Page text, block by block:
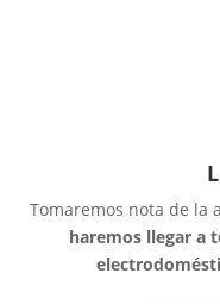
Tomaremos nota de la
haremos llegar a